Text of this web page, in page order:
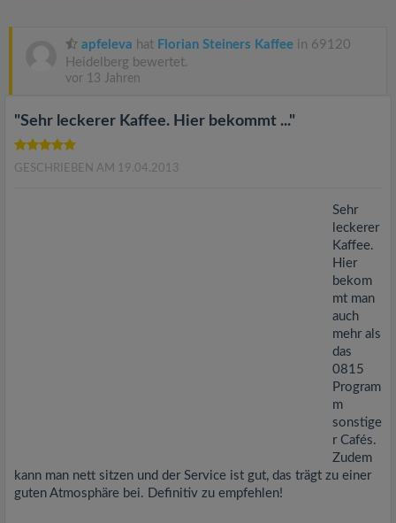
apfeleva hat Florian Steiners Kaffee in 69120
Heidelberg bewertet.
vor 13 Jahren
"Sehr leckerer Kaffee. Hier bekommt ..."
GESCHRIEBEN AM 19.04.2013
Sehr
leckerer
Kaffee.
Hier
bekom
mt man
auch
mehr als
das
0815
Program
m
sonstige
r Cafés.
Zudem
kann man nett sitzen und der Service ist gut, das trägt zu einer
guten Atmosphäre bei. Definitiv zu empfehlen!
a
t